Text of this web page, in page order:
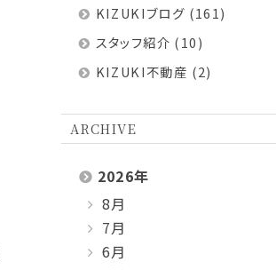
KIZUKIブログ (161)
スタッフ紹介 (10)
KIZUKI不動産 (2)
ARCHIVE
2026年
8月
7月
6月